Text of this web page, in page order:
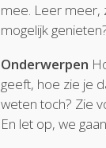
mee. Leer meer,
mogelijk
Onderwerpen
geeft, hoe zie je
weten toch? Zie
En let op, we